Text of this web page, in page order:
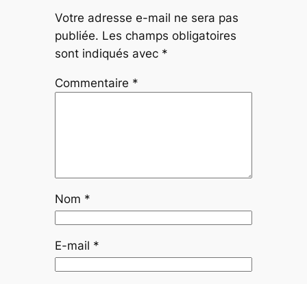
Votre adresse e-mail ne sera pas
publiée. Les champs obligatoires
sont indiqués avec *
Commentaire *
Nom *
E-mail *